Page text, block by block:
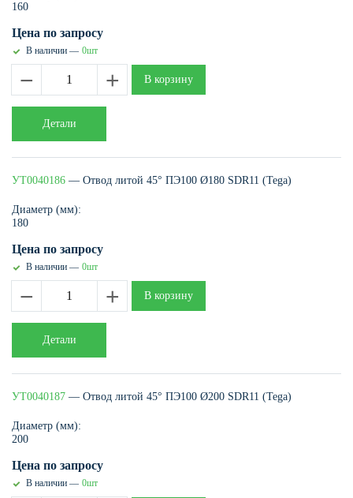
Детали
160
Цена по запросу
В наличии — 0шт
− + В корзину
УТ0040186 — Отвод литой 45° ПЭ100 Ø180 SDR11 (Tega)
Детали
Диаметр (мм):
180
Цена по запросу
В наличии — 0шт
− + В корзину
УТ0040187 — Отвод литой 45° ПЭ100 Ø200 SDR11 (Tega)
Диаметр (мм):
200
Цена по запросу
В наличии — 0шт